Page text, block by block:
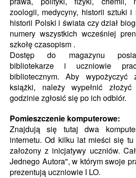
zoologii, medycyny, historii sztuki i
historii Polski i świata czy dział
numery wszystkich wcześniej
szkołęczasopism .
Dostęp do magazynu
bibliotekarze i uczniowie
bibliotecznym. Aby
książki, należy wypełnić
godzinie zgłosić się po ich odbiór.
Pomieszczenie komputerowe:
Znajdują się tutaj dwa
internetu. Od kilku lat mieści się tu
założony z inicjatywy uczniów.
Jednego Autora", w którym swoje
prezentują uczniowie I LO.